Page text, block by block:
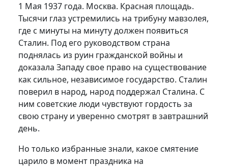
1 Мая 1937 года. Москва. Красная площадь.
Тысячи глаз ус­тремились на трибуну мавзолея,
где с минуты на минуту должен появиться
Сталин. Под его руко­водством страна
поднялась из руин гражданской войны и
доказа­ла Западу свое право на существование
как сильное, неза­висимое государство. Сталин
поверил в народ, народ поддержал Сталина. С
ним советские люди чувствуют гордость за
свою стра­ну и уверенно смотрят в завтрашний
день.
Но только избранные знали, какое смятение
царило в момент праздника на